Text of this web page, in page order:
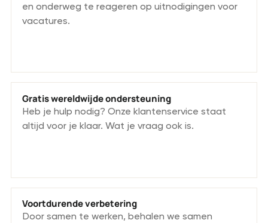
en onderweg te reageren op uitnodigingen voor
vacatures.
Gratis wereldwijde ondersteuning
Heb je hulp nodig? Onze klantenservice staat
altijd voor je klaar. Wat je vraag ook is.
Voortdurende verbetering
Door samen te werken, behalen we samen